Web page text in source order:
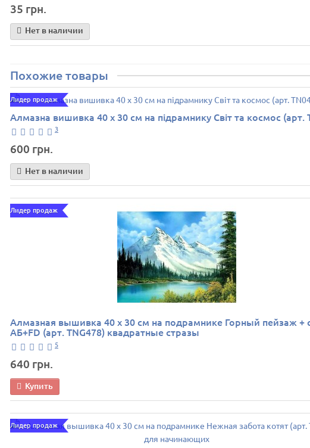
35 грн.
Нет в наличии
Похожие товары
Лидер продаж
Алмазна вишивка 40 х 30 см на підрамнику Світ та космос (арт.
3
600 грн.
Нет в наличии
Лидер продаж
Алмазная вышивка 40 х 30 см на подрамнике Горный пейзаж +
АБ+FD (арт. TNG478) квадратные стразы
5
640 грн.
Купить
Лидер продаж